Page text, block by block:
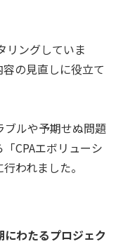
リングしていま
の見直しに役立て
ルや予期せぬ問題
CPAエボリューシ
われました。
わたるプロジェク